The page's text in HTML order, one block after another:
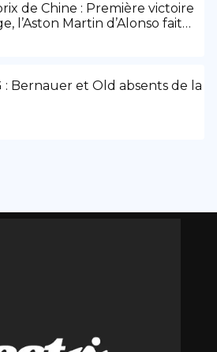
de Chine : Première victoire
l’Aston Martin d’Alonso fait
: Bernauer et Old absents de la